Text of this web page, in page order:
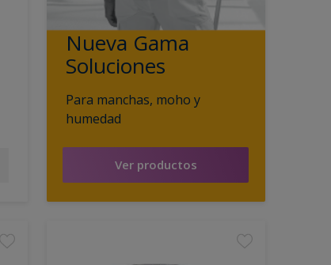
Nueva Gama
Soluciones
Para manchas, moho y
humedad
Ver productos